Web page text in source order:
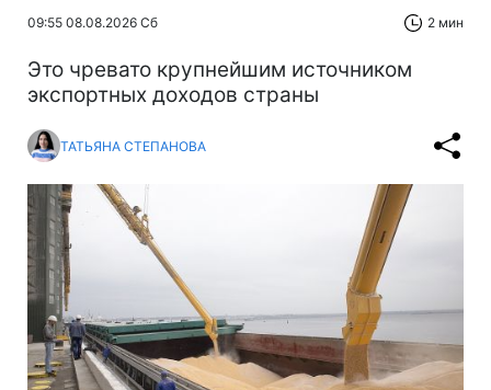
09:55 08.08.2026 Сб 2 мин
Это чревато крупнейшим источником
экспортных доходов страны
ТАТЬЯНА СТЕПАНОВА